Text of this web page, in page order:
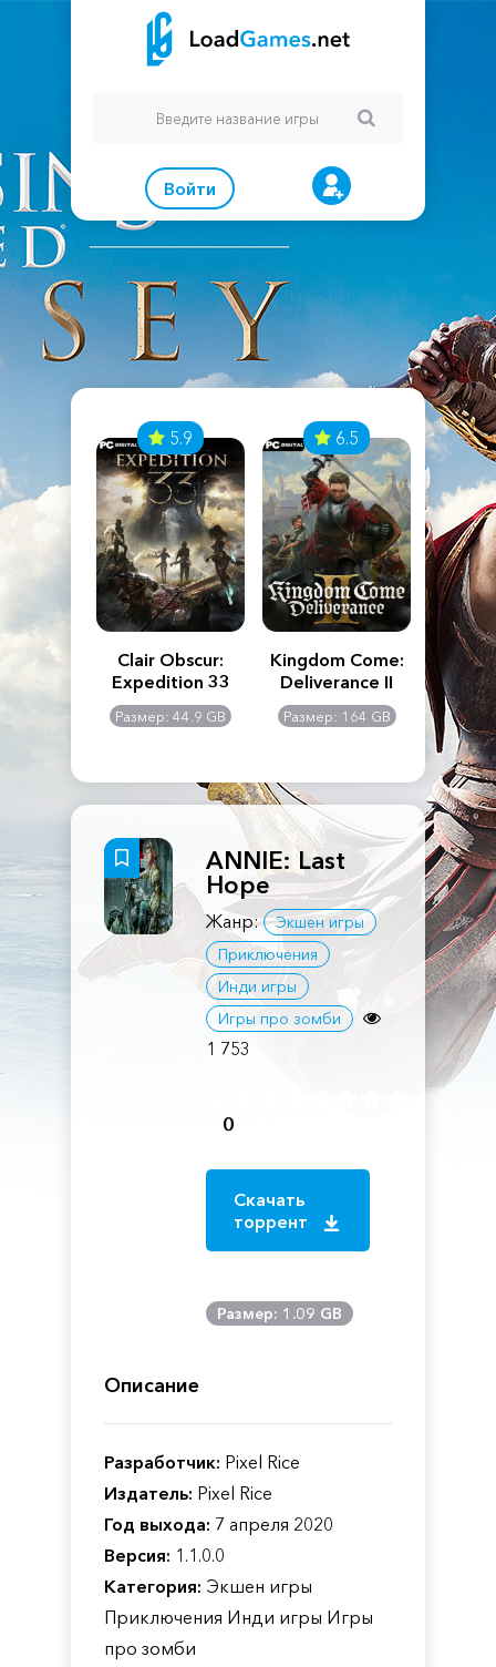
Войти
Creed
5.9
Clair Obscur:
Expedition 33
Размер: 44.9 GB
6.5
Kingdom Come:
Deliverance II
Размер: 164 GB
The
ANNIE: Last
Hope
Жанр:
Экшен игры
Приключения
Инди игры
Игры про зомби
1 753
0
Скачать
торрент
Размер: 1.09 GB
Описание
Разработчик: Pixel Rice
Издатель: Pixel Rice
Год выхода: 7 апреля 2020
Версия: 1.1.0.0
Категория: Экшен игры
Приключения Инди игры Игры
про зомби